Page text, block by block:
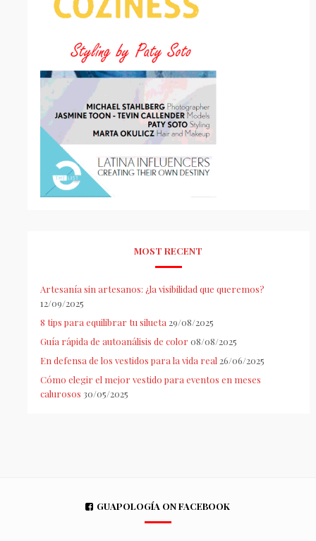
MOST RECENT
Artesanía sin artesanos: ¿la visibilidad que queremos?
12/09/2025
8 tips para equilibrar tu silueta 29/08/2025
Guía rápida de autoanálisis de color 08/08/2025
En defensa de los vestidos para la vida real 26/06/2025
Cómo elegir el mejor vestido para eventos en meses
calurosos 30/05/2025
GUAPOLOGÍA ON FACEBOOK